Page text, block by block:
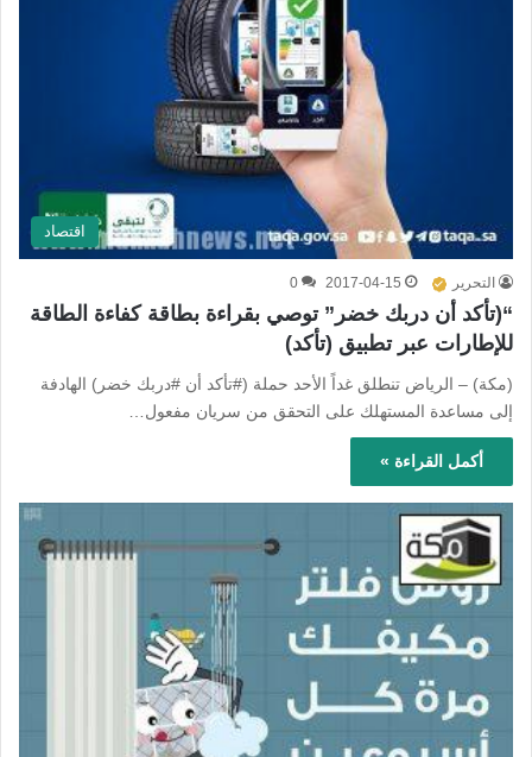
اقتصاد
التحرير 2017-04-15
0
“(تأكد أن دربك خضر” توصي بقراءة بطاقة كفاءة الطاقة
للإطارات عبر تطبيق (تأكد)
(مكة) – الرياض تنطلق غداً الأحد حملة (#تأكد أن #دربك خضر) الهادفة
إلى مساعدة المستهلك على التحقق من سريان مفعول…
أكمل القراءة »